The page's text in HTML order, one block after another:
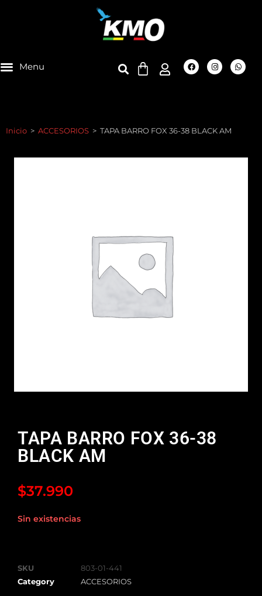
Inicio > ACCESORIOS > TAPA BARRO FOX 36-38 BLACK AM
TAPA BARRO FOX 36-38
BLACK AM
$37.990
Sin existencias
SKU
803-01-441
Category
ACCESORIOS